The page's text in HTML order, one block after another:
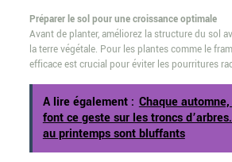
Préparer le sol pour une croissance optimale
Avant de planter, améliorez la structure du sol
la terre végétale. Pour les plantes comme le
efficace est crucial pour éviter les pourritures
A lire également : Chaque
font ce geste sur les troncs
au printemps sont bluffants